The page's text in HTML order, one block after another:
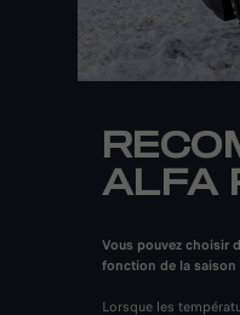
ALFA
Vous pouvez choisir
fonction de la saison
Lorsque les